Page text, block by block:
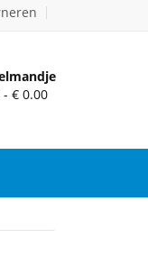
€ 0.00